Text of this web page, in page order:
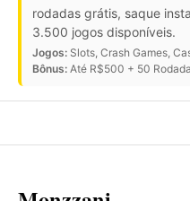
rodadas grátis, saque
3.500 jogos disponíveis.
Jogos: Slots, Crash Games,
Bônus: Até R$500 + 50